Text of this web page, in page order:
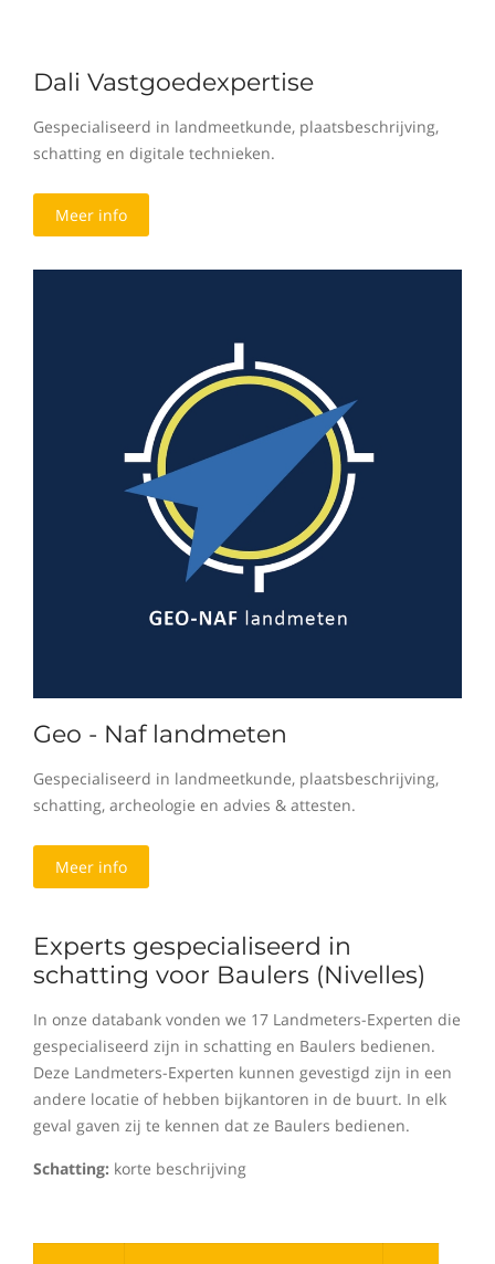
Dali Vastgoedexpertise
Gespecialiseerd in landmeetkunde, plaatsbeschrijving,
schatting en digitale technieken.
Meer info
Geo - Naf landmeten
Gespecialiseerd in landmeetkunde, plaatsbeschrijving,
schatting, archeologie en advies & attesten.
Meer info
Experts gespecialiseerd in
schatting voor Baulers (Nivelles)
In onze databank vonden we 17 Landmeters-Experten die
gespecialiseerd zijn in schatting en Baulers bedienen.
Deze Landmeters-Experten kunnen gevestigd zijn in een
andere locatie of hebben bijkantoren in de buurt. In elk
geval gaven zij te kennen dat ze Baulers bedienen.
Schatting: korte beschrijving